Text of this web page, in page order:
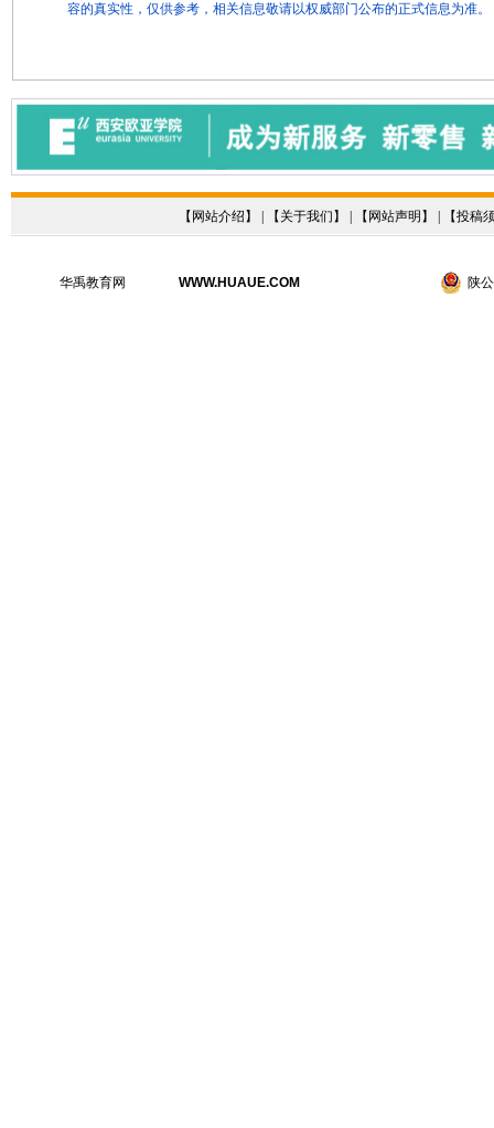
容的真实性，仅供参考，相关信息敬请以权威部门公布的正式信息为准。
【 网站介绍 】 | 【 关于我们 】 | 【 网站声明 】 | 【投稿
华禹教育网 WWW.HUAUE.COM 陕